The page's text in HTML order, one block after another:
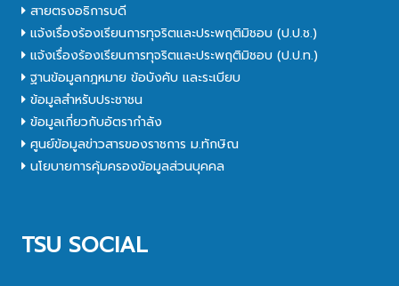
สายตรงอธิการบดี
แจ้งเรื่องร้องเรียนการทุจริตและประพฤติมิชอบ (ป.ป.ช.)
แจ้งเรื่องร้องเรียนการทุจริตและประพฤติมิชอบ (ป.ป.ท.)
ฐานข้อมูลกฎหมาย ข้อบังคับ และระเบียบ
ข้อมูลสำหรับประชาชน
ข้อมูลเกี่ยวกับอัตรากำลัง
ศูนย์ข้อมูลข่าวสารของราชการ ม.ทักษิณ
นโยบายการคุ้มครองข้อมูลส่วนบุคคล
TSU SOCIAL